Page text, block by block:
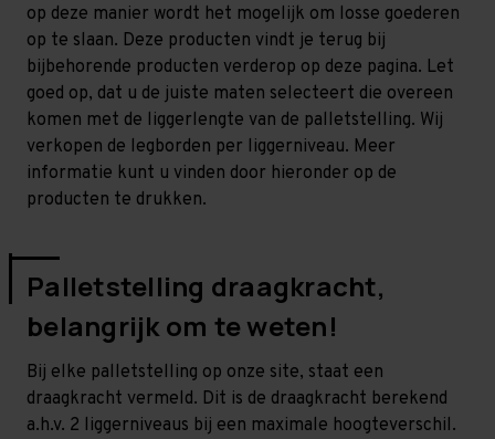
op deze manier wordt het mogelijk om losse goederen
op te slaan. Deze producten vindt je terug bij
bijbehorende producten verderop op deze pagina. Let
goed op, dat u de juiste maten selecteert die overeen
komen met de liggerlengte van de palletstelling. Wij
verkopen de legborden per liggerniveau. Meer
informatie kunt u vinden door hieronder op de
producten te drukken.
Palletstelling draagkracht,
belangrijk om te weten!
Bij elke palletstelling op onze site, staat een
draagkracht vermeld. Dit is de draagkracht berekend
a.h.v. 2 liggerniveaus bij een maximale hoogteverschil.